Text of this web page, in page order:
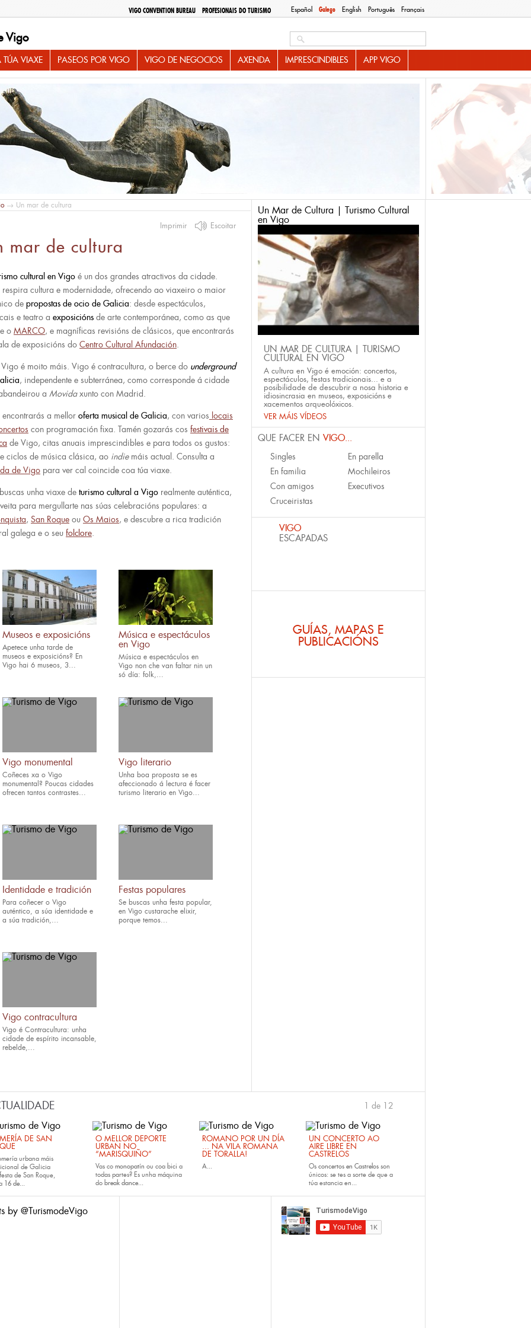
Español Galego English Português Français
VIGO CONVENTION BUREAU PROFESIONAIS DO TURISMO
Vigo
VIAXE PASEOS POR VIGO VIGO DE NEGOCIOS AXENDA IMPRESCINDIBLES APP VIGO
→ Un mar de cultura
Imprimir Escoitar
mar de cultura
cultural en Vigo é un dos grandes atractivos da cidade.
cultura e modernidade, ofrecendo ao viaxeiro o maior
de propostas de ocio de Galicia: desde espectáculos,
e teatro a exposicións de arte contemporánea, como as que
o MARCO, e magníficas revisións de clásicos, que encontrarás
de exposicións do Centro Cultural Afundación.
Vigo é moito máis. Vigo é contracultura, o berce do underground
, independente e subterránea, como corresponde á cidade
a Movidaxunto con Madrid.
a mellor oferta musical de Galicia, con varios locais
con programación fixa. Tamén gozarás cos festivais de
de Vigo, citas anuais imprescindibles e para todos os gustos:
ciclos de música clásica, ao indiemáis actual. Consulta a
de Vigo para ver cal coincide coa túa viaxe.
unha viaxe de turismo cultural a Vigo realmente auténtica,
para mergullarte nas súas celebracións populares: a
, San Roque ou Os Maios, e descubre a rica tradición
galega e o seu folclore.
Museos e exposicións
Apetece unha tarde de
museos e exposicións? En
Vigo hai 6 museos, 3...
Música e espectáculos
en Vigo
Música e espectáculos en
Vigo non che van faltar nin un
só día: folk,...
Vigo monumental
Coñeces xa o Vigo
monumental? Poucas cidades
ofrecen tantos contrastes...
Vigo literario
Unha boa proposta se es
afeccionado á lectura é facer
turismo literario en Vigo...
Identidade e tradición
Para coñecer o Vigo
auténtico, a súa identidade e
a súa tradición,...
Festas populares
Se buscas unha festa popular,
en Vigo custarache elixir,
porque temos...
Vigo contracultura
Vigo é Contracultura: unha
cidade de espírito incansable,
rebelde,...
Un Mar de Cultura | Turismo Cultural
en Vigo
UN MAR DE CULTURA | TURISMO
CULTURAL EN VIGO
A cultura en Vigo é emoción: concertos,
espectáculos, festas tradicionais... e a
posibilidade de descubrir a nosa historia e
idiosincrasia en museos, exposicións e
xacementos arqueolóxicos.
VER MÁIS VÍDEOS
QUE FACER EN VIGO...
Singles
En parella
En familia
Mochileiros
Con amigos
Executivos
Cruceiristas
VIGO
ESCAPADAS
GUÍAS, MAPAS E
PUBLICACIÓNS
DE SAN
urbana máis
de Galicia
de San Roque,
16 de...
O MELLOR DEPORTE
URBAN NO
“MARISQUIÑO”
Vas co monopatín ou coa bici a
todas partes? Es unha máquina
do break dance...
ROMANO POR UN DÍA
... NA VILA ROMANA
DE TORALLA!
A...
UN CONCERTO AO
AIRE LIBRE EN
CASTRELOS
Os concertos en Castrelos son
únicos: se tes a sorte de que a
túa estancia en...
1 de 12
by @TurismodeVigo